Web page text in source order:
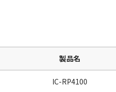
製品名
IC-RP4100